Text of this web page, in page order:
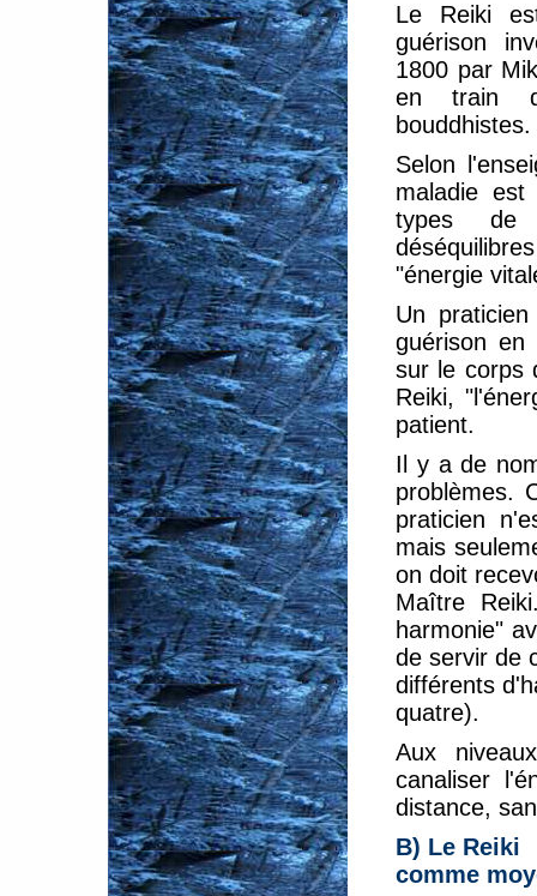
Le Reiki
guérison
1800 par
en train
bouddhistes.
Selon
maladie
types de
"énergie
Un
guérison en
sur le corps
Reiki,
patient.
Il y a de
problèmes.
praticien
mais
on doit
Maître
harmonie"
de servir de
différents
quatre).
Aux
canaliser
distance,
B) Le Reiki
comme